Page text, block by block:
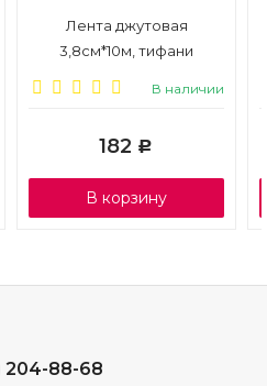
Лента джутовая
3,8см*10м, тифани
В наличии
182 Р
В корзину
204-88-68